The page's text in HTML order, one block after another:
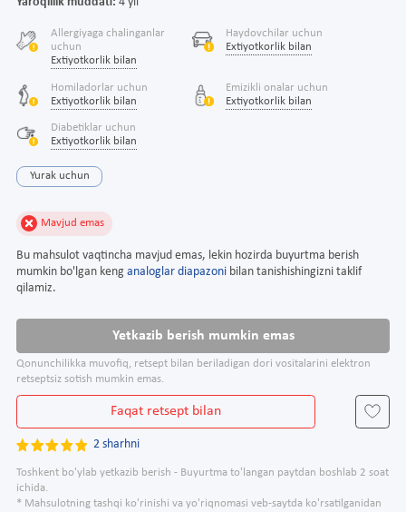
Allergiyaga chalinganlar
uchun
Extiyotkorlik bilan
Haydovchilar uchun
Extiyotkorlik bilan
Homiladorlar uchun
Extiyotkorlik bilan
Emizikli onalar uchun
Extiyotkorlik bilan
Diabetiklar uchun
Extiyotkorlik bilan
Yurak uchun
Mavjud emas
Bu mahsulot vaqtincha mavjud emas, lekin hozirda buyurtma berish
mumkin bo'lgan keng analoglar diapazoni bilan tanishishingizni taklif
qilamiz.
Yetkazib berish mumkin emas
Qonunchilikka muvofiq, retsept bilan beriladigan dori vositalarini elektron
retseptsiz sotish mumkin emas.
Faqat retsept bilan
2 sharhni
Toshkent bo'ylab yetkazib berish - Buyurtma to'langan paytdan boshlab 2 soat
ichida.
* Mahsulotning tashqi ko'rinishi va yo'riqnomasi veb-saytda ko'rsatilganidan